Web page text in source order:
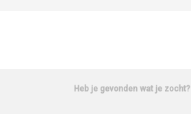
Heb je gevonden wat je zocht?